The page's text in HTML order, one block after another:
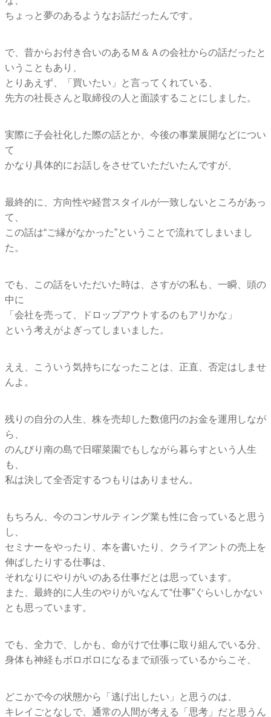
ちょっと夢のあるようなお話だったんです。
で、昔からお付き合いのあるＭ＆ Ａの会社からの話だったと
いうこともあり、
とりあえず、「買いたい」と言ってくれている、
先方の社長さんと取締役の人と面談することにしました。
実際に子会社化した際の話とか、今後の事業展開などについ
て
かなり具体的にお話しをさせていただいたんですが、
最終的に、方向性や経営スタイルが一致しないところがあっ
て、
この話は“ご縁がなかった”ということで流れてしまいまし
た。
でも、この話をいただいた時は、さすがの私も、一瞬、頭の
中に
「会社を売って、ドロップアウトするのもアリかな」
という考えがよぎってしまいました。
ええ、こういう気持ちになったことは、正直、否定はしませ
んよ。
残りの自分の人生、株を売却した数億円のお金を運用しなが
ら、
のんびり南の島で日曜菜園でもしながら暮らすという人生
も、
私は決して全否定するつもりはありません。
もちろん、今のコンサルティング業も性に合っていると思う
し、
セミナーをやったり、本を書いたり、
クライアントの売上を
伸ばしたりする仕事は、
それなりにやりがいのある仕事だとは思っています。
また、最終的に人生のやりがいなんて“仕事” ぐらいしかない
とも思っています。
でも、全力で、しかも、命がけで仕事に取り組んでいる分、
身体も神経もボロボロになるまで頑張っているからこそ、
どこかで今の状態から「逃げ出したい」と思うのは、
キレイごとなしで、通常の人間が考える「思考」 だと思うん